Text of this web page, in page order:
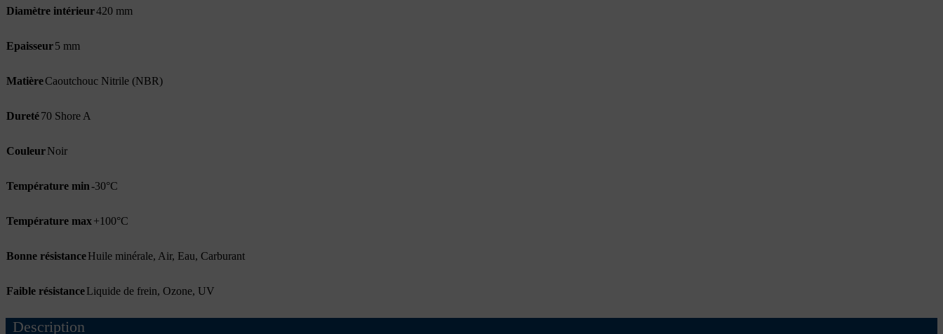
Diamètre intérieur420 mm
Epaisseur5 mm
MatièreCaoutchouc Nitrile (NBR)
Dureté70 Shore A
CouleurNoir
Température min-30°C
Température max+100°C
Bonne résistanceHuile minérale, Air, Eau, Carburant
Faible résistanceLiquide de frein, Ozone, UV
Description